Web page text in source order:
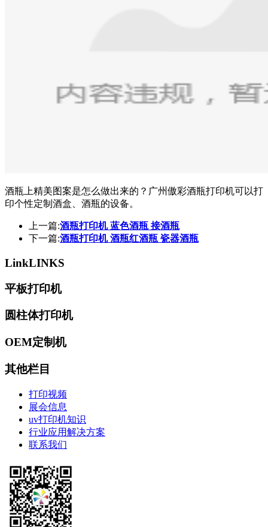
酒瓶上精美图案是怎么做出来的？广州傲彩酒瓶打印机可以打
印个性定制酒盒、酒瓶的设备。
上一篇:酒瓶打印机 蓝色酒瓶 接酒瓶
下一篇:酒瓶打印机 酒瓶红酒瓶 瓷器酒瓶
LinkLINKS
平板打印机
圆柱体打印机
OEM定制机
其他栏目
打印视频
展会信息
uv打印机知识
行业应用解决方案
联系我们